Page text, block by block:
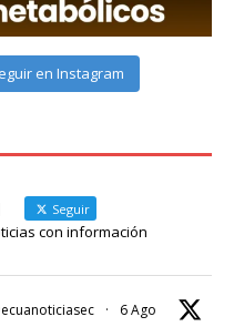
en Instagram
Seguir
con información
· 6 Ago